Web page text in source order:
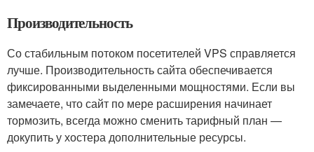
Производительность
Со стабильным потоком посетителей VPS справляется
лучше. Производительность сайта обеспечивается
фиксированными выделенными мощностями. Если вы
замечаете, что сайт по мере расширения начинает
тормозить, всегда можно сменить тарифный план —
докупить у хостера дополнительные ресурсы.